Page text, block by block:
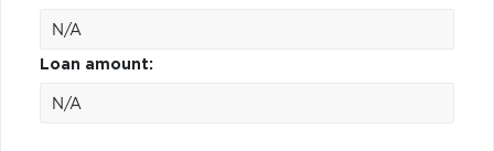
Loan amount: